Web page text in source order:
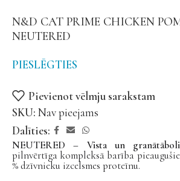
N&D CAT PRIME CHICKEN
NEUTERED
PIESLĒGTIES
Pievienot vēlmju sarakstam
SKU: Nav pieejams
Dalīties:
NEUTERED – Vista un
pilnvērtīga kompleksā barība
% dzīvnieku izcelsmes proteīnu.